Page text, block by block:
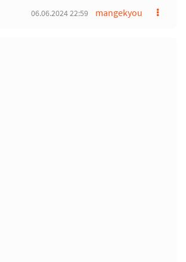
mangekyou
06.06.2024 22:59